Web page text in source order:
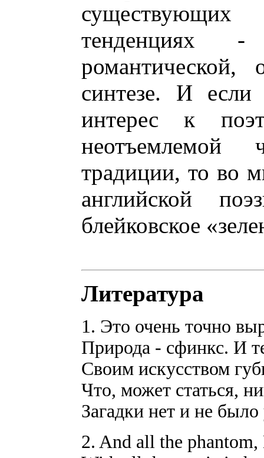
существующих
тенденциях -
синтезе. И
интерес к
неотъемлемой
традиции, то во
английской
блейковское
Литература
1. Это очень точно
Природа - сфинкс. И
Своим искусством
Что, может статься,
Загадки нет и не
2. And all the phantom,